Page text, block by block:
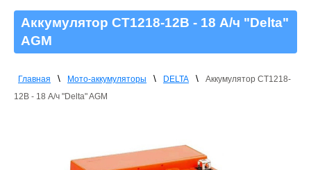
Аккумулятор СТ1218-12В - 18 А/ч "Delta"
AGM
Главная \ Мото-аккумуляторы \ DELTA \
Аккумулятор СТ1218-
12В - 18 А/ч "Delta" AGM